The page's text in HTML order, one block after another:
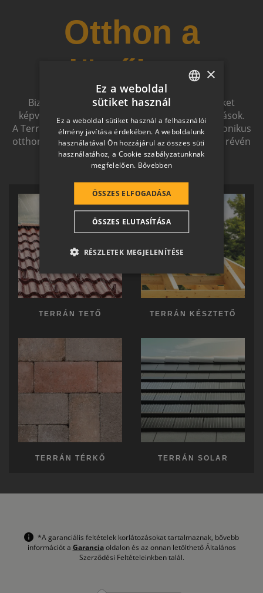
Otthon a
jövőben
Biztonságot nyújtó, és magas esztétikai értéket
képviselő, egymással szinergiát alkotó megoldások.
A Terrán ernyőmárkának köszönhetően a harmonikus
otthon átfogó, egymásra épülő rendszerelemek révén
ölthet formát.
TERRÁN TETŐ TERRÁN KÉSZTETŐ
TERRÁN TÉRKŐ TERRÁN SOLAR
*A garanciális feltételek korlátozásokat tartalmaznak, bővebb
információt a Garanciaoldalon és az onnan letölthető Általános
Szerződési Feltételeinkben talál.
HUNGARIAN
SLOVAK
GERMAN
ROMANIAN
CROATIAN
SR
RO-HU
ITALIAN
×
Ez a weboldal
sütiket használ
Ez a weboldal sütiket használ a felhasználói
élmény javítása érdekében. A weboldalunk
használatával Ön hozzájárul az összes süti
használatához, a Cookie szabályzatunknak
megfelelően. Bővebben
ÖSSZES ELFOGADÁSA
ÖSSZES ELUTASÍTÁSA
RÉSZLETEK MEGJELENÍTÉSE